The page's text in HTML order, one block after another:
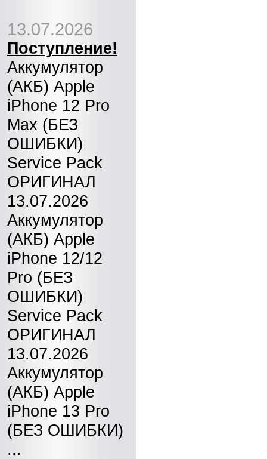
13.07.2026
Поступление!
Аккумулятор
(АКБ) Apple
iPhone 12 Pro
Max (БЕЗ
ОШИБКИ)
Service Pack
ОРИГИНАЛ
13.07.2026
Аккумулятор
(АКБ) Apple
iPhone 12/12
Pro (БЕЗ
ОШИБКИ)
Service Pack
ОРИГИНАЛ
13.07.2026
Аккумулятор
(АКБ) Apple
iPhone 13 Pro
(БЕЗ ОШИБКИ)
...